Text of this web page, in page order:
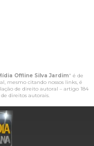
Offline Silva Jardim" é de
mesmo citando nossos links, é
de direito autoral – artigo 184
de direitos autorais